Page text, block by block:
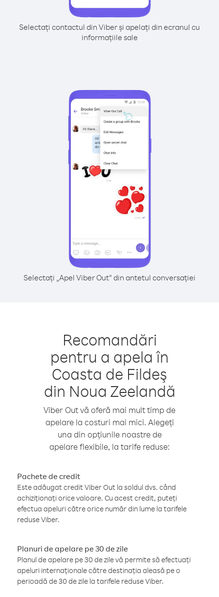
Selectați contactul din Viber și apelați din ecranul cu
informațiile sale
Selectați „Apel Viber Out” din antetul conversației
Recomandări
pentru a apela în
Coasta de Fildeş
din Noua Zeelandă
Viber Out vă oferă mai mult timp de
apelare la costuri mai mici. Alegeți
una din opțiunile noastre de
apelare flexibile, la tarife reduse:
Pachete de credit
Este adăugat credit Viber Out la soldul dvs. când
achiziționați orice valoare. Cu acest credit, puteți
efectua apeluri către orice număr din lume la tarifele
reduse Viber.
Planuri de apelare pe 30 de zile
Planul de apelare pe 30 de zile vă permite să efectuați
apeluri internaționale către destinația aleasă pe o
perioadă de 30 de zile la tarifele reduse Viber.